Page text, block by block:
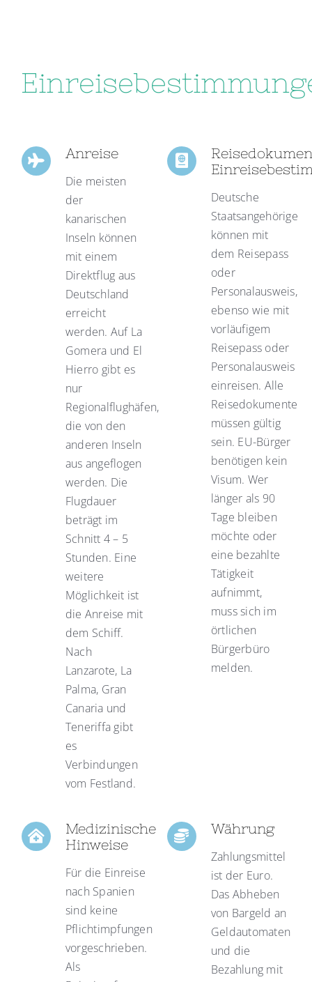
Anreise
Die meisten
der
kanarischen
Inseln können
mit einem
Direktflug aus
Deutschland
erreicht
werden. Auf La
Gomera und El
Hierro gibt es
nur
Regionalflughäfen,
die von den
anderen Inseln
aus angeflogen
werden. Die
Flugdauer
beträgt im
Schnitt 4 – 5
Stunden. Eine
weitere
Möglichkeit ist
die Anreise mit
dem Schiff.
Nach
Lanzarote, La
Palma, Gran
Canaria und
Teneriffa gibt
es
Verbindungen
vom Festland.
Deutsche
Staatsangehörige
können mit
dem Reisepass
oder
Personalausweis,
ebenso wie mit
vorläufigem
Reisepass oder
Personalausweis
einreisen. Alle
Reisedokumente
müssen gültig
sein. EU-Bürger
benötigen kein
Visum. Wer
länger als 90
Tage bleiben
möchte oder
eine bezahlte
Tätigkeit
aufnimmt,
muss sich im
örtlichen
Bürgerbüro
melden.
Medizinische
Hinweise
Für die Einreise
nach Spanien
sind keine
Pflichtimpfungen
vorgeschrieben.
Als
Währung
Zahlungsmittel
ist der Euro.
Das Abheben
von Bargeld an
Geldautomaten
und die
Bezahlung mit